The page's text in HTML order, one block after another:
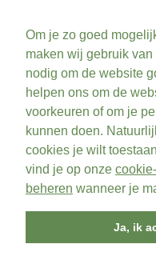
Om je zo goed
maken wij gebruik
nodig om de website
helpen ons om de
voorkeuren of om je
kunnen doen.
cookies je wilt
vind je op onze
beheren wanneer je
Ja, ik